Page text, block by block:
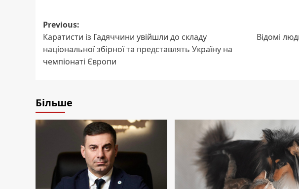
Post
navigation
Previous:
Каратисти із Гадяччини увійшли до складу
національної збірної та представлять Україну на
чемпіонаті Європи
Відомі
Більше